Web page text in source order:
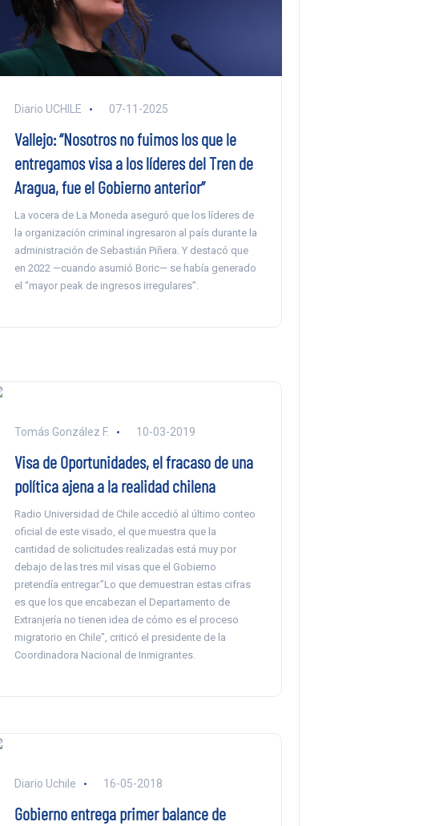
Diario UCHILE 07-11-2025
Vallejo: “Nosotros no fuimos los que le
entregamos visa a los líderes del Tren de
Aragua, fue el Gobierno anterior”
La vocera de La Moneda aseguró que los líderes de
la organización criminal ingresaron al país durante la
administración de Sebastián Piñera. Y destacó que
en 2022 —cuando asumió Boric— se había generado
el “mayor peak de ingresos irregulares”.
Tomás González F. 10-03-2019
Visa de Oportunidades, el fracaso de una
política ajena a la realidad chilena
Radio Universidad de Chile accedió al último conteo
oficial de este visado, el que muestra que la
cantidad de solicitudes realizadas está muy por
debajo de las tres mil visas que el Gobierno
pretendía entregar.”Lo que demuestran estas cifras
es que los que encabezan el Departamento de
Extranjería no tienen idea de cómo es el proceso
migratorio en Chile”, criticó el presidente de la
Coordinadora Nacional de Inmigrantes.
Diario Uchile 16-05-2018
Gobierno entrega primer balance de